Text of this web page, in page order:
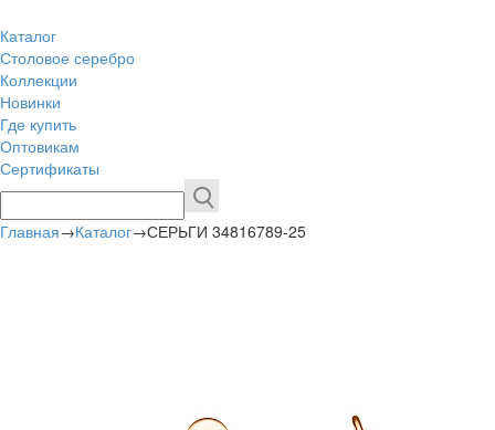
Каталог
Столовое серебро
Коллекции
Новинки
Где купить
Оптовикам
Сертификаты
Главная→Каталог→СЕРЬГИ 34816789-25